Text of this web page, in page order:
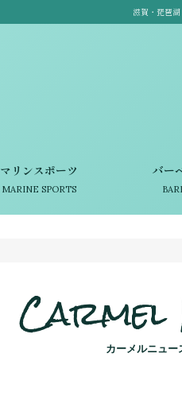
滋賀・琵琶
マリンスポーツ
MARINE SPORTS
バー
Carmel
カーメルニュー